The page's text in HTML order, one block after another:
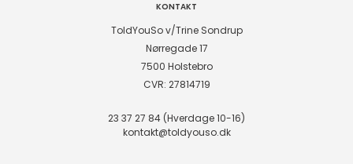
KONTAKT
ToldYouSo v/Trine Sondrup
Nørregade 17
7500 Holstebro
CVR: 27814719
23 37 27 84 (Hverdage 10-16)
kontakt@toldyouso.dk